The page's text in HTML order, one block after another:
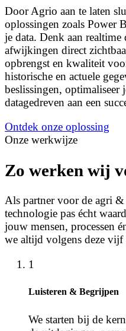
Door Agrio aan te laten
oplossingen zoals Power
je data. Denk aan realtime
afwijkingen direct
opbrengst en kwaliteit
historische en actuele
beslissingen, optimaliseer
datagedreven aan een
Ontdek onze oplossing
Onze werkwijze
Zo werken wij
Als partner voor de agri
technologie pas écht
jouw mensen, processen
we altijd volgens deze vijf
1
Luisteren & Begrijpen
We starten bij de